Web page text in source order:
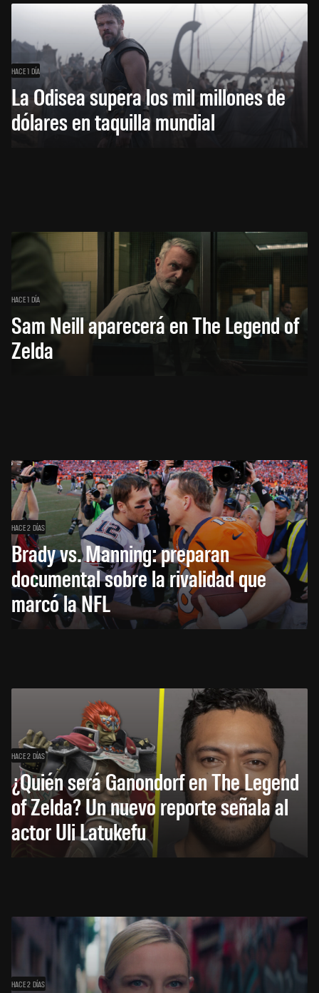
HACE 1 DÍA
La Odisea supera los mil millones de
dólares en taquilla mundial
HACE 1 DÍA
Sam Neill aparecerá en The Legend of
Zelda
HACE 2 DÍAS
Brady vs. Manning: preparan
documental sobre la rivalidad que
marcó la NFL
HACE 2 DÍAS
¿Quién será Ganondorf en The Legend
of Zelda? Un nuevo reporte señala al
actor Uli Latukefu
HACE 2 DÍAS